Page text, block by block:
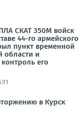
СКАТ 350М войск
44-го армейского
пункт временной
области и
его
в Курск